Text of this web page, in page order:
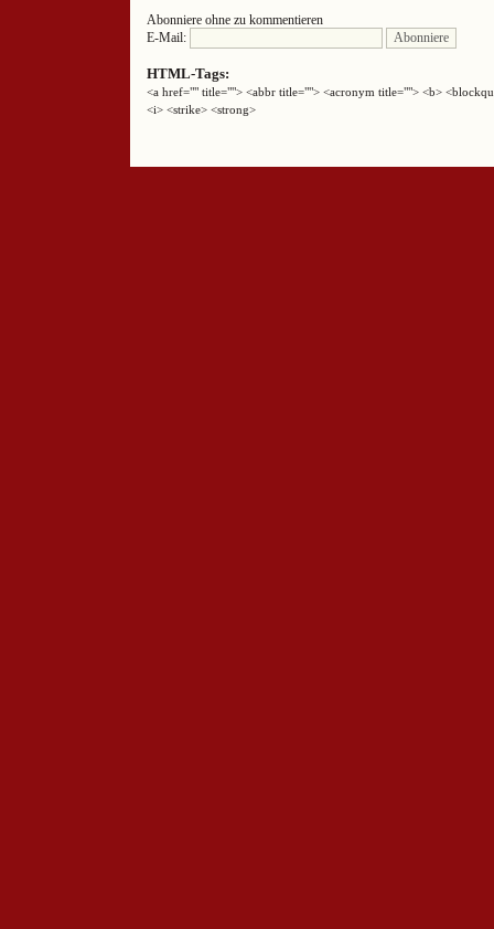
Abonniere ohne zu kommentieren
E-Mail:
HTML-Tags:
<a href="" title=""> <abbr title=""> <acronym title=""> <b>
<i> <strike> <strong>